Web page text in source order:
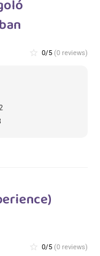
star_border 0/5 (0 reviews)
star_border 0/5 (0 reviews)